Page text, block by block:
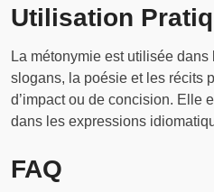
Utilisation
La métonymie est utilisée
slogans, la poésie et les récits
d’impact ou de concision. Elle
dans les expressions
FAQ